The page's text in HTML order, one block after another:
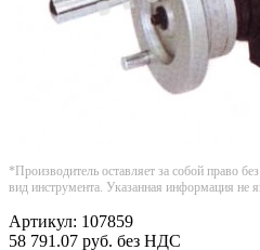
*Производитель оставляет за собой право
вид инструмента. Указанная информация не
Артикул: 107859
58 791.07 руб. без НДС